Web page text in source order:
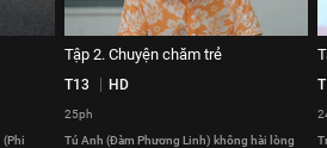
(Phi
Tập 2. Chuyện chăm trẻ
T13 HD
25ph
Tú Anh (Đàm Phương Linh) không hài lòng